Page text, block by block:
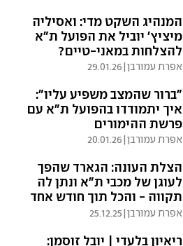
המנהיג השקט מדי: ואסיליה
מיציץ' יוביל את הפועל ת"א
להצלחות במאני-טיים?
אפרת עמורבן|
29.01.26
"ברור שהמצב משפיע עליו":
איך יתמודדו בהפועל ת"א עם
פרשת ההימורים
אפרת עמורבן|
20.01.26
הצלת העונה: הגארד שהפך
לעוגן של מכבי ת"א ונתן לה
תקווה - והכל תוך חודש אחד
אפרת עמורבן|
25.12.25
ריאיון בלעדי | יובל זוסמן: